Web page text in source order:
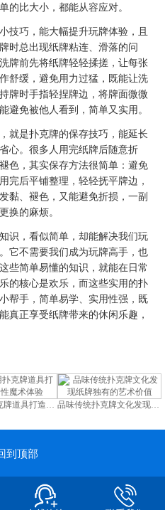
的比大小，都能从容应对。
技巧，能大幅提升玩牌体验，且
时总出现纸牌粘连、滑落的问
牌前先将纸牌轻轻揉搓，让每张
舒缓，避免用力过猛，既能让洗
牌时手指轻捏牌边，将牌面微微
避免被他人看到，简单又实用。
就是扑克牌的保存技巧，能延长
心。很多人用完纸牌后随意折
色，其实保存方法很简单：避免
完后平铺整理，轻轻抚平牌边，
黏、褪色，又能避免折损，一副
换的麻烦。
识，看似简单，却能解决我们玩
它不需要我们成为玩牌高手，也
些简单易懂的知识，就能在日常
的核心是欢乐，而这些实用的扑
帮手，简单易学、实用性强，既
真正享受纸牌带来的休闲乐趣，
定制专用扑克牌道具打造专属个性魔术体验 品味传统扑克牌文化发现纸牌独有的艺术价值
到顶部